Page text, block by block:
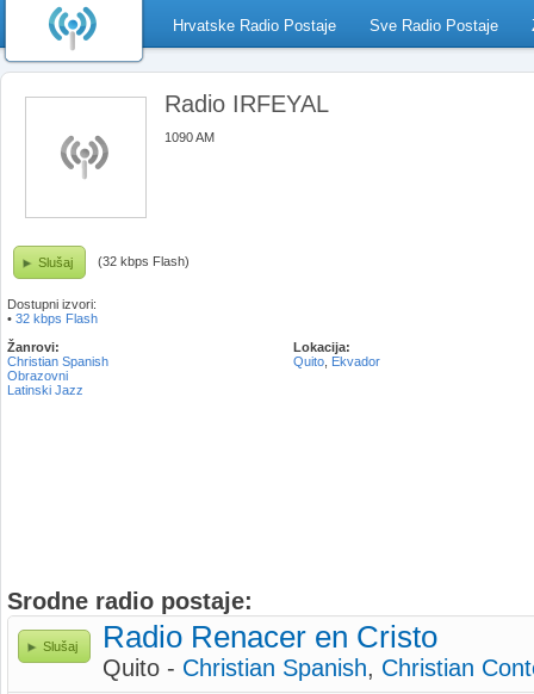
Hrvatske Radio Postaje Sve Radio Postaje
Radio IRFEYAL
1090 AM
Slušaj (32 kbps Flash)
Dostupni izvori:
• 32 kbps Flash
Žanrovi:
Christian Spanish
Obrazovni
Latinski Jazz
Lokacija:
Quito Ekvador
Srodne radio postaje:
Slušaj Radio Renacer en Cristo
Quito - Christian Spanish, Christian